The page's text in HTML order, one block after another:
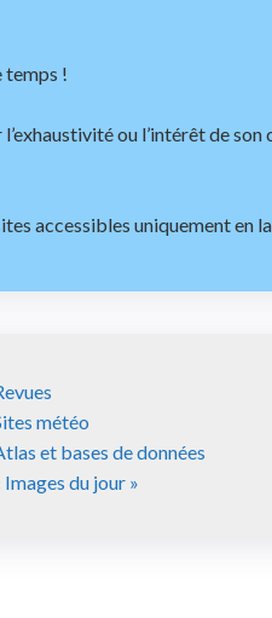
temps !
ou l’intérêt de son
accessibles uniquement en
météo
et bases de données
Images du jour »